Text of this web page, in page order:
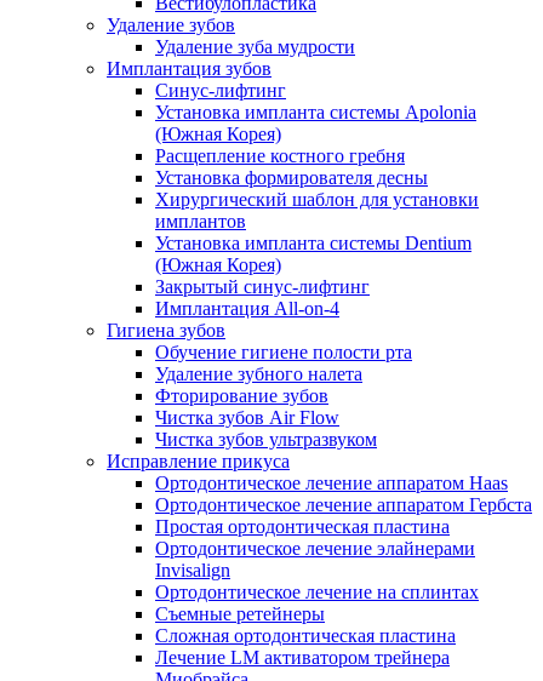
Удаление зубов
Удаление зуба мудрости
Имплантация зубов
Синус-лифтинг
Установка импланта системы Apolonia
(Южная Корея)
Расщепление костного гребня
Установка формирователя десны
Хирургический шаблон для установки
имплантов
Установка импланта системы Dentium
(Южная Корея)
Закрытый синус-лифтинг
Имплантация All-on-4
Гигиена зубов
Обучение гигиене полости рта
Удаление зубного налета
Фторирование зубов
Чистка зубов Air Flow
Чистка зубов ультразвуком
Исправление прикуса
Ортодонтическое лечение аппаратом Haas
Ортодонтическое лечение аппаратом Гербста
Простая ортодонтическая пластина
Ортодонтическое лечение элайнерами
Invisalign
Ортодонтическое лечение на сплинтах
Съемные ретейнеры
Сложная ортодонтическая пластина
Лечение LM активатором трейнера